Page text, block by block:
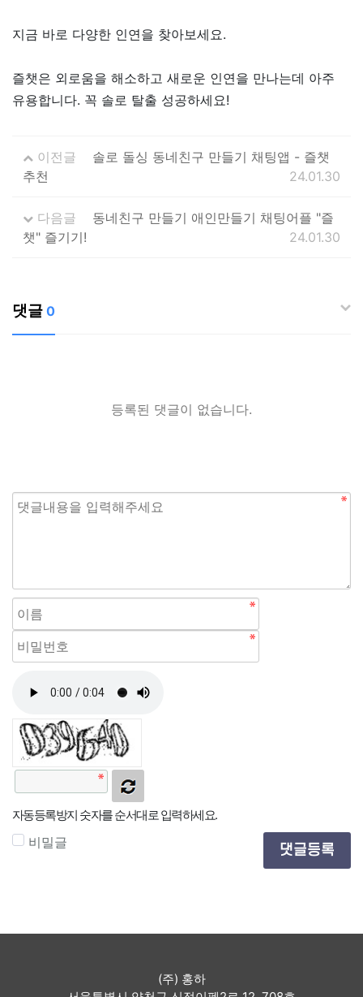
지금 바로 다양한 인연을 찾아보세요.
즐챗은 외로움을 해소하고 새로운 인연을 만나는데 아주
유용합니다. 꼭 솔로 탈출 성공하세요!
이전글
솔로 돌싱 동네친구 만들기 채팅앱 - 즐챗
추천
24.01.30
다음글
동네친구 만들기 애인만들기 채팅어플 "즐
챗" 즐기기!
24.01.30
댓글 0
등록된 댓글이 없습니다.
자동등록방지 숫자를 순서대로 입력하세요.
비밀글 댓글등록
(주) 홍하